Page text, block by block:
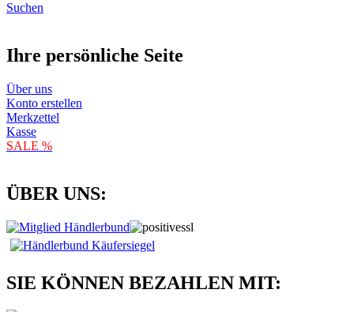
Suchen
Ihre persönliche Seite
Über uns
Konto erstellen
Merkzettel
Kasse
SALE %
ÜBER UNS:
SIE KÖNNEN BEZAHLEN MIT: